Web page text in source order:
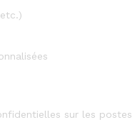
sur les postes